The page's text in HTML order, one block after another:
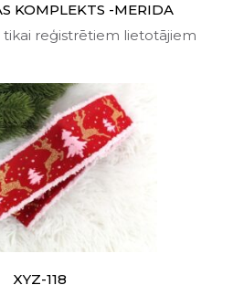
KOMPLEKTS -MERIDA
tikai reģistrētiem lietotājiem
XYZ-118